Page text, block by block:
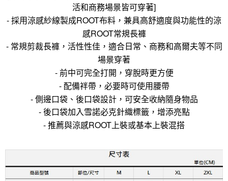
活和商務場景皆可穿著]
- 採用涼感紗線製成ROOT布料，兼具高舒適度與功能性的涼
感ROOT常規長褲
- 常規剪裁長褲，活性性佳，適合日常、商務和高爾​​夫等不同
場景穿著
- 前中可完全打開，穿脫時更方便
- 配備袢帶，必要時可使用腰帶
- 側邊口袋、後口袋設計，可安全收納隨身物品
- 後口袋加入雪諾必克針織標籤，增添亮點
- 推薦與涼感ROOT上裝或基本上裝混搭